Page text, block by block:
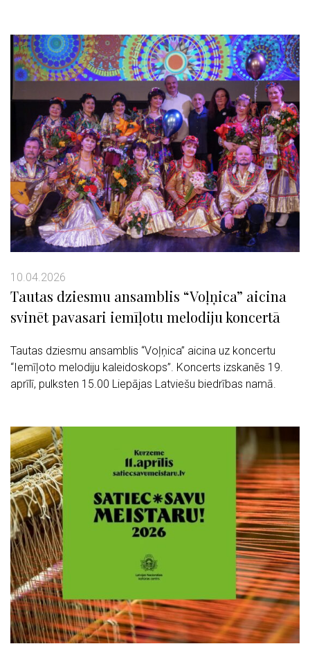
10.04.2026
Tautas dziesmu ansamblis “Voļņica” aicina
svinēt pavasari iemīļotu melodiju koncertā
Tautas dziesmu ansamblis “Voļņica” aicina uz koncertu
“Iemīļoto melodiju kaleidoskops”. Koncerts izskanēs 19.
aprīlī, pulksten 15.00 Liepājas Latviešu biedrības namā.